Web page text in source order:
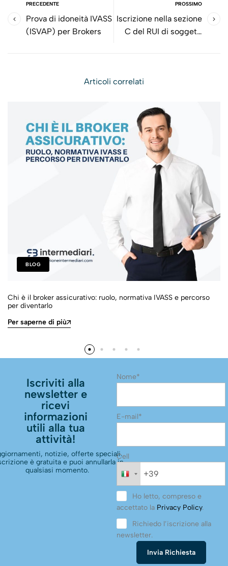
PRECEDENTE
Prova di idoneità IVASS
(ISVAP) per Brokers
PROSSIMO
Iscrizione nella sezione
C del RUI di soggetti
1° gennaio 2006
Articoli correlati
BLOG
Chi è il broker assicurativo: ruolo, normativa IVASS e percorso
per diventarlo
Per saperne di più
Iscriviti alla
newsletter e
ricevi
informazioni
utili alla tua
attività!
notizie, offerte speciali.
è gratuita e puoi annullarla in
qualsiasi momento.
Nome*
E-mail*
Cell
Ho letto, compreso e
accettato la Privacy Policy.
Richiedo l’iscrizione alla
newsletter.